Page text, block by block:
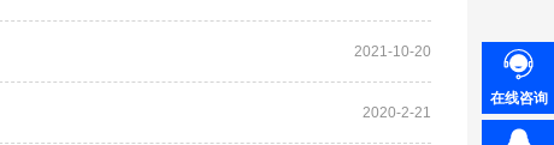
2021-10-20
2020-2-21
在线咨询